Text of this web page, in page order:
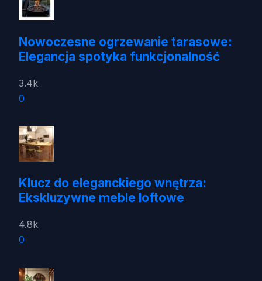
Nowoczesne ogrzewanie tarasowe:
Elegancja spotyka funkcjonalność
3.4k
0
Klucz do eleganckiego wnętrza:
Ekskluzywne meble loftowe
4.8k
0